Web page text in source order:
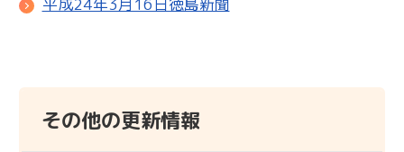
その他の更新情報